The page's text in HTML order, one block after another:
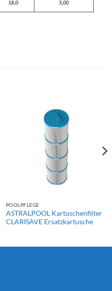
POOLPFLEGE
ASTRALPOOL Kartuschenfilter
CLARISAVE Ersatzkartusche